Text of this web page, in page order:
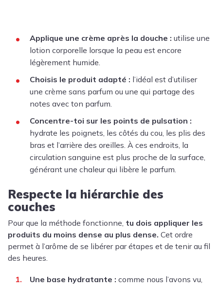
Applique une crème après la douche : utilise une
lotion corporelle lorsque la peau est encore
légèrement humide.
Choisis le produit adapté : l’idéal est d’utiliser
une crème sans parfum ou une qui partage des
notes avec ton parfum.
Concentre-toi sur les points de pulsation :
hydrate les poignets, les côtés du cou, les plis des
bras et l’arrière des oreilles. À ces endroits, la
circulation sanguine est plus proche de la surface,
générant une chaleur qui libère le parfum.
Respecte la hiérarchie des
couches
Pour que la méthode fonctionne, tu dois appliquer les
produits du moins dense au plus dense. Cet ordre
permet à l’arôme de se libérer par étapes et de tenir au fil
des heures.
Une base hydratante : comme nous l’avons vu,